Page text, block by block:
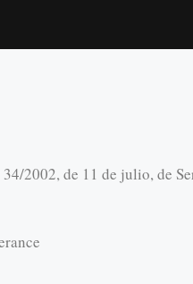
2002, de 11 de julio, de